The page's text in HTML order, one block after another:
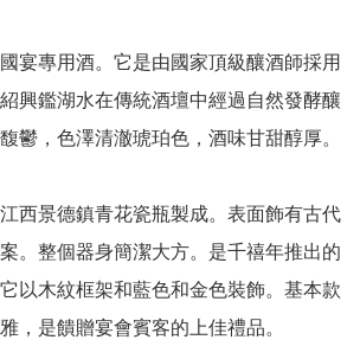
宴專用酒。它是由國家頂級釀酒師採用
興鑑湖水在傳統酒壇中經過自然發酵釀
鬱，色澤清澈琥珀色，酒味甘甜醇厚。
西景德鎮青花瓷瓶製成。表面飾有古代
。整個器身簡潔大方。是千禧年推出的
以木紋框架和藍色和金色裝飾。基本款
，是饋贈宴會賓客的上佳禮品。